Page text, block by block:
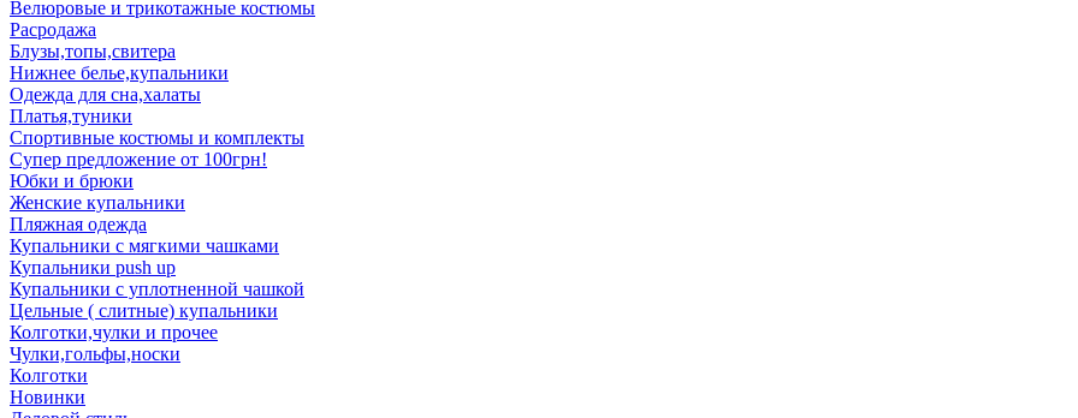
Велюровые и трикотажные костюмы
Расродажа
Блузы,топы,свитера
Нижнее белье,купальники
Одежда для сна,халаты
Платья,туники
Спортивные костюмы и комплекты
Супер предложение от 100грн!
Юбки и брюки
Женские купальники
Пляжная одежда
Купальники с мягкими чашками
Купальники push up
Купальники с уплотненной чашкой
Цельные ( слитные) купальники
Колготки,чулки и прочее
Чулки,гольфы,носки
Колготки
Новинки